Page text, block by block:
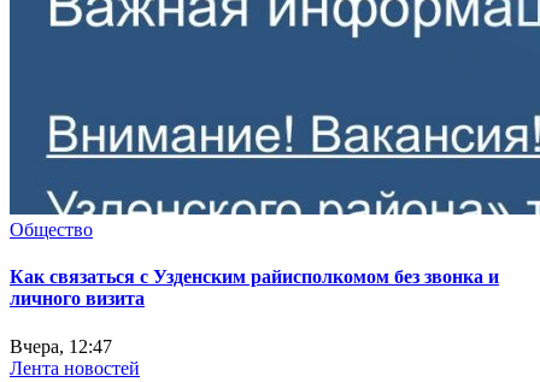
Общество
Как связаться с Узденским райисполкомом без звонка и
личного визита
Вчера, 12:47
Лента новостей